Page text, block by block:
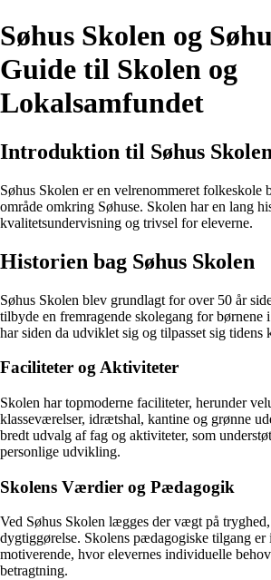
Søhus Skolen og
Guide til Skolen og
Lokalsamfundet
Introduktion til Søhus Skolen
Søhus Skolen er en velrenommeret folkeskole
område omkring Søhuse. Skolen har en lang
kvalitetsundervisning og trivsel for eleverne.
Historien bag Søhus Skolen
Søhus Skolen blev grundlagt for over 50 år
tilbyde en fremragende skolegang for børnene
har siden da udviklet sig og tilpasset sig tidens
Faciliteter og Aktiviteter
Skolen har topmoderne faciliteter, herunder
klasseværelser, idrætshal, kantine og grønne
bredt udvalg af fag og aktiviteter, som
personlige udvikling.
Skolens Værdier og Pædagogik
Ved Søhus Skolen lægges der vægt på
dygtiggørelse. Skolens pædagogiske tilgang er
motiverende, hvor elevernes individuelle
betragtning.